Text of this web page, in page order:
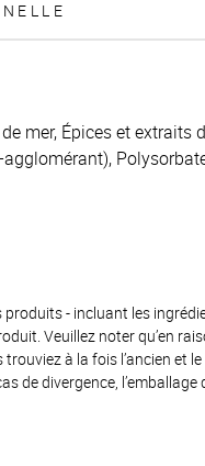
mer, Épices et extraits
- incluant les
Veuillez noter qu’en
à la fois l’ancien et
de divergence,